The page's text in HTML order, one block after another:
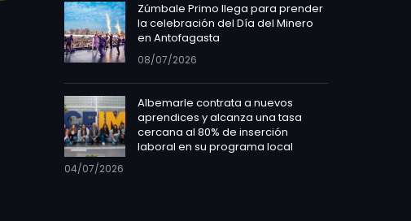
Zúmbale Primo llega para prender
la celebración del Día del Minero
en Antofagasta
08/07/2026
Albemarle contrata a nuevos
aprendices y alcanza una tasa
cercana al 80% de inserción
laboral en su programa local
04/07/2026